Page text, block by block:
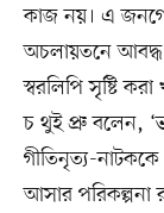
কাজ নয়। এ
অচলায়তনে
স্বরলিপি সৃষ্টি
চ থুই প্রু বলেন,
গীতিনৃত্য-
আসার পরিকল্পনা